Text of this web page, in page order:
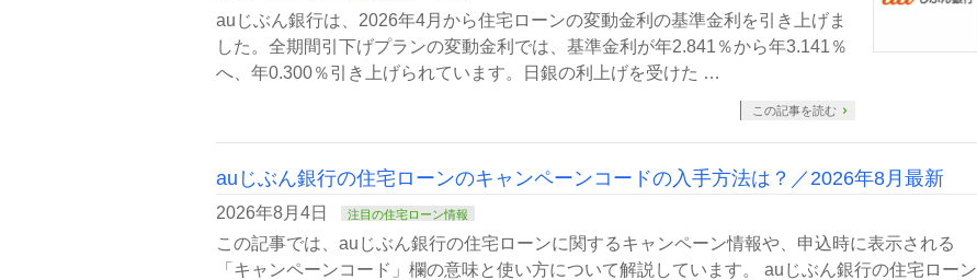
auじぶん銀行は、2026年4月から住宅ローンの変動金利の基準金利を引き上げま
した。全期間引下げプランの変動金利では、基準金利が年2.841％から年3.141％
へ、年0.300％引き上げられています。日銀の利上げを受けた …
この記事を読む
auじぶん銀行の住宅ローンのキャンペーンコードの入手方法は？／2026年8月最新
2026年8月4日 注目の住宅ローン情報
この記事では、auじぶん銀行の住宅ローンに関するキャンペーン情報や、申込時に表示される
「キャンペーンコード」欄の意味と使い方について解説しています。 auじぶん銀行の住宅ローン